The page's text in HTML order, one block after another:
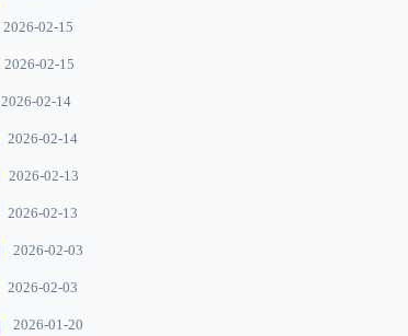
2026-02-15
2026-02-15
2026-02-14
2026-02-14
2026-02-13
2026-02-13
2026-02-03
2026-02-03
2026-01-20